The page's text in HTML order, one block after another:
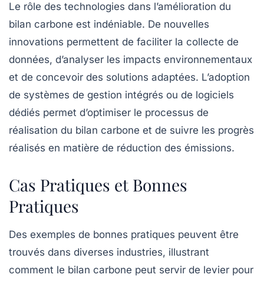
Le rôle des technologies dans l’amélioration du
bilan carbone est indéniable. De nouvelles
innovations permettent de faciliter la collecte de
données, d’analyser les impacts environnementaux
et de concevoir des solutions adaptées. L’adoption
de systèmes de gestion intégrés ou de logiciels
dédiés permet d’optimiser le processus de
réalisation du bilan carbone et de suivre les progrès
réalisés en matière de réduction des émissions.
Cas Pratiques et Bonnes
Pratiques
Des exemples de bonnes pratiques peuvent être
trouvés dans diverses industries, illustrant
comment le bilan carbone peut servir de levier pour